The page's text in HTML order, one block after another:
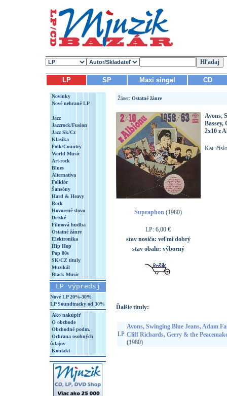
LP SP Maxi singel CD
Novinky
Nové nehrané LP
Jazz
Jazzrock/Fusion
Jazz Sk/Cz
Klasika
Folk/Country
World Music
Art-rock
Blues
Alternatíva
Folklór
Šansóny
Hard & Heavy
Rock
Hovorené slovo
Detské
Filmová hudba
Ostatné žánre
Elektronika
Hip Hop
Pop 80s
SK/CZ tituly
Muzikál
Black Music
LP výpredaj
Nové LP 20%-30%
LP Soundtracky od 30%
Ako nakúpiť
O obchode
Obchodné podm.
Ochrana osobných
údajov
Kontakt
Žáner: Ostatné žánre
Supraphon (1980)
LP: 6,00 €
stav nosiča: veľmi dobrý
stav obalu: výborný
Avons,
2x10 z
Kat.
Ďalšie tituly:
LP
Avons, Swinging Blue Jeans, Adam
Cliff Richards, Gerry & the
(1980)